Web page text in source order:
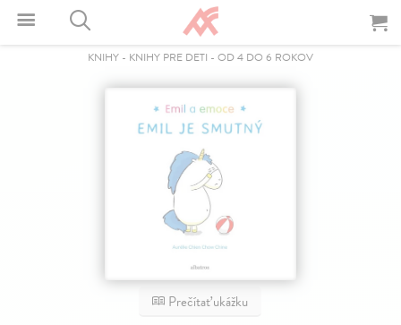
KNIHY - KNIHY PRE DETI - OD 4 DO 6 ROKOV
Prečítať ukážku